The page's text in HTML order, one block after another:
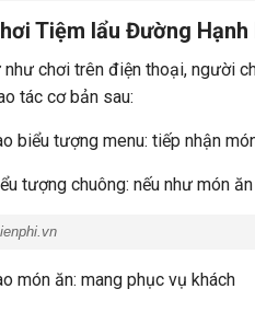
Tiệm lẩu Đường Hạnh
chơi trên điện thoại, người
tác cơ bản sau:
biểu tượng menu: tiếp nhận
tượng chuông: nếu như món
món ăn: mang phục vụ khách